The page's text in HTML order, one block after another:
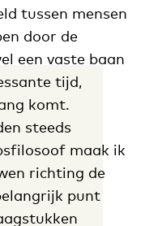
tussen mensen
door de
een vaste baan
tijd,
komt.
steeds
maak ik
richting de
punt